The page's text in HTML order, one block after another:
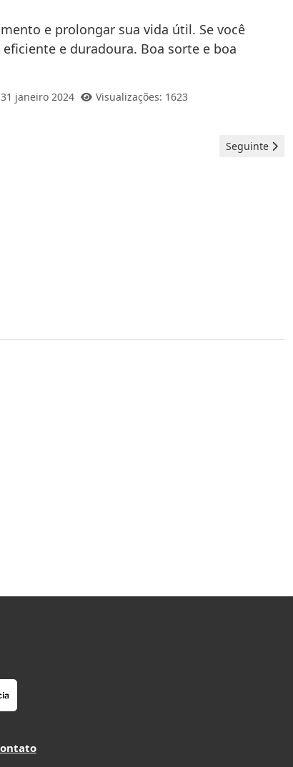
e prolongar sua vida útil. Se você
e duradoura. Boa sorte e boa
janeiro 2024 Visualizações: 1623
Artigo
Seguinte